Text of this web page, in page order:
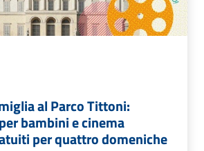
al Parco Tittoni:
bambini e cinema
per quattro domeniche